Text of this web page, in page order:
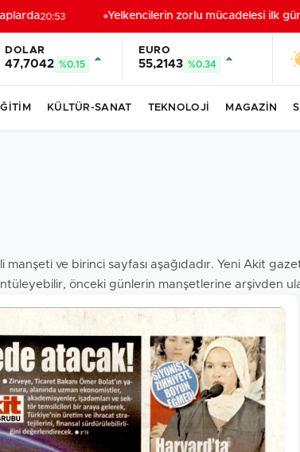
20:53 Yelkencilerin zorlu mücadelesi ilk
DOLAR
47,7042 %0.15
EURO
55,2143 %0.34
KÜLTÜR-SANAT TEKNOLOJİ MAGAZİN
ve birinci sayfası aşağıdadır. Yeni Akit
önceki günlerin manşetlerine arşivden